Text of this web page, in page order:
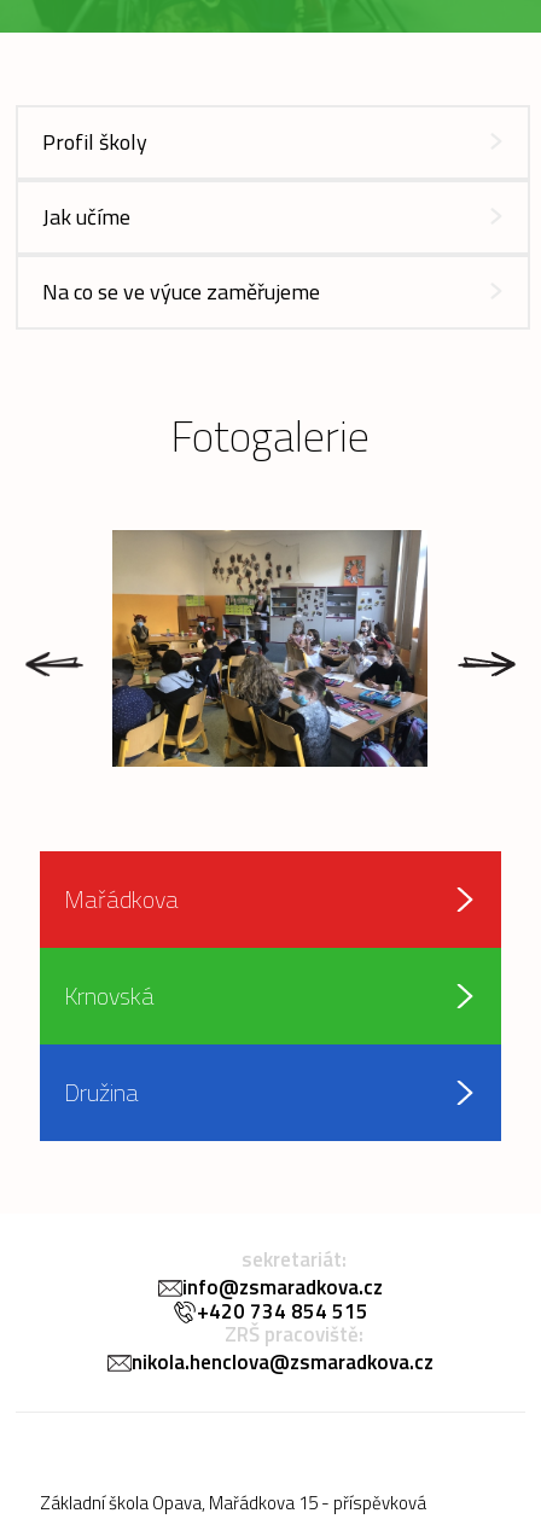
Profil školy
Jak učíme
Na co se ve výuce zaměřujeme
Fotogalerie
Mařádkova
Krnovská
Družina
sekretariát:
info@zsmaradkova.cz
+420 734 854 515
ZRŠ pracoviště:
nikola.henclova@zsmaradkova.cz
Základní škola Opava, Mařádkova 15 - příspěvková